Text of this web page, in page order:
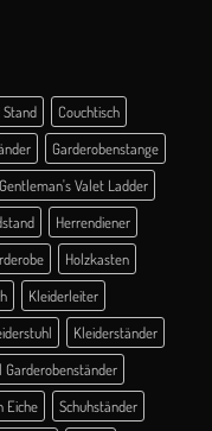
Stand
Couchtisch
Garderobenstange
Gentleman's Valet Ladder
Herrendiener
Holzkasten
Kleiderleiter
Kleiderständer
Garderobenständer
Eiche
Schuhständer